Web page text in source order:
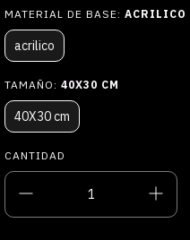
MATERIAL DE BASE:ACRILICO
acrilico
TAMAÑO:40X30 CM
40X30 cm
CANTIDAD